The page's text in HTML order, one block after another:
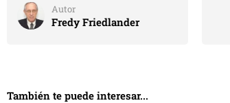
Autor
Fredy Friedlander
También te puede interesar...